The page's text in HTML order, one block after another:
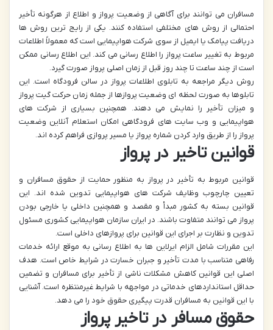
مسافران می توانند برای آگاهی از وضعیت پرواز و اطلاع از هرگونه تأخیر
احتمالی از روش های مختلفی استفاده کنند. یکی از رایج ترین روش ها
دریافت پیامک یا ایمیل از سوی شرکت هواپیمایی است که معمولاً اطلاعات
مربوط به تغییر ساعت پرواز را اطلاع رسانی می کند. این اطلاع رسانی ممکن
است از چند ساعت تا چند روز قبل از زمان اصلی پرواز صورت گیرد.
روش دیگر مراجعه به تابلوی اطلاعات پرواز در سالن فرودگاه است. این
تابلوها به صورت لحظه ای وضعیت پروازها از جمله زمان حرکت گیت پرواز
و میزان تأخیر را نمایش می دهند. همچنین بسیاری از شرکت های
هواپیمایی و وب سایت های فرودگاهی امکان استعلام آنلاین وضعیت
پرواز را از طریق وارد کردن شماره پرواز یا مسیر پروازی فراهم کرده اند.
قوانین تاخیر در پرواز
قوانین مربوط به تأخیر در پرواز به منظور حمایت از حقوق مسافران و
تعیین چارچوب وظایف شرکت های هواپیمایی تدوین شده اند. این
قوانین بسته به کشور مبدأ و مقصد و همچنین داخلی یا خارجی بودن
پرواز می توانند متفاوت باشند. در ایران سازمان هواپیمایی کشوری مسئول
تدوین و نظارت بر اجرای این قوانین برای پروازهای داخلی است.
این مقررات شامل الزام ایرلاین ها به اطلاع رسانی به موقع ارائه خدمات
رفاهی متناسب با مدت تأخیر و جبران خسارت در شرایط خاص است. هدف
اصلی این قوانین کاهش مشکلات ناشی از تأخیر برای مسافران و تضمین
حداقل استانداردهای خدماتی در مواجهه با شرایط غیرمنتظره است. آشنایی
با این قوانین به مسافران قدرت پیگیری حقوق خود را می دهد.
حقوق مسافر در تاخیر پرواز